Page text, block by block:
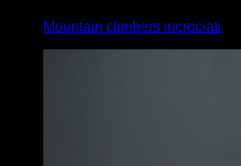
Mountain climbers incrociati